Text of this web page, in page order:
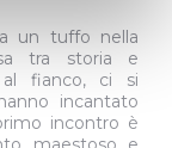
un tuffo nella
tra storia e
al fianco, ci si
incantato
incontro è